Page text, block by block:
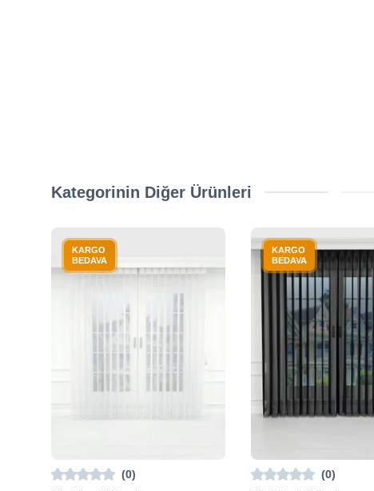
Kategorinin Diğer Ürünleri
KARGO
BEDAVA
(0)
KARGO
BEDAVA
(0)